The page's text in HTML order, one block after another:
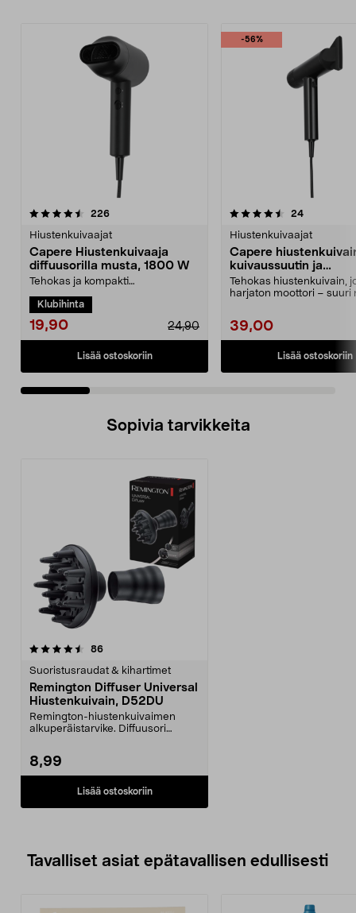
226arvostelut
Hiustenkuivaajat
Capere Hiustenkuivaaja
diffuusorilla musta, 1800 W
Tehokas ja kompakti
kuivaukseen. Kaksi nopeutta
täydelli...
Klubihinta
19,90 24,90
Lisää ostoskoriin
-56%
4.5 viidestä
24arvostelut
Hiustenkuivaajat
Capere
kuivaussuutin ja
kylmäilmatoiminto,
Tehokas hiustenkuivain,
harjaton moottori – suuri
39,00
Lisää ostoskoriin
4.0 viidestä
Sopivia tarvikkeita
86arvostelut
Suoristusraudat & kihartimet
Remington Diffuser Universal
Hiustenkuivain, D52DU
Remington-hiustenkuivaimen
alkuperäistarvike. Diffuusori
8,99
Lisää ostoskoriin
Tavalliset asiat epätavallisen edullisesti